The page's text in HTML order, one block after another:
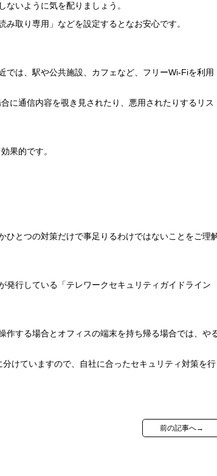
ないように気を配りましょう。
取り専用」などを設定するとなお安心です。
では、駅や公共施設、カフェなど、フリーWi-Fiを利用
に通信内容を覗き見されたり、悪用されたりするリス
果的です。
ひとつの対策だけで事足りるわけではないことをご理
発行している「テレワークセキュリティガイドライン
作する場合とオフィスの端末を持ち帰る場合では、や
けていますので、自社に合ったセキュリティ対策を行
前の記事へ→